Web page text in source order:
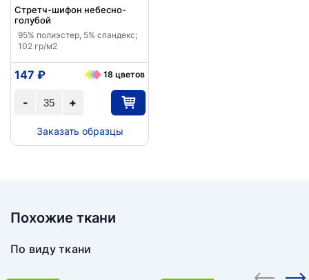
Стретч-шифон небесно-
голубой
95% полиэстер, 5% спандекс;
102 гр/м2
+
-
147 ₽ 18 цветов
Заказать образцы
Похожие ткани
По виду ткани